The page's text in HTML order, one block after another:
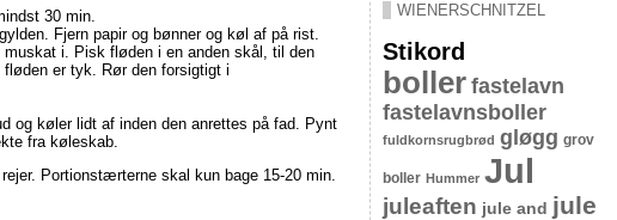
30 min.
Fjern papir og bønner og køl af på rist.
i. Pisk fløden i en anden skål, til den
er tyk. Rør den forsigtigt i
og køler lidt af inden den anrettes på fad. Pynt
fra køleskab.
Portionstærterne skal kun bage 15-20 min.
WIENERSCHNITZEL
Stikord
boller fastelavn
fastelavnsboller
fuldkornsrugbrød gløgg grov
boller Hummer Jul
juleaften jule and jule